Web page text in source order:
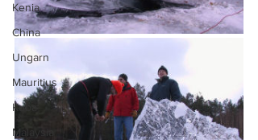
Kenia
China
Ungarn
Mauritius
Kuba
Malaysia